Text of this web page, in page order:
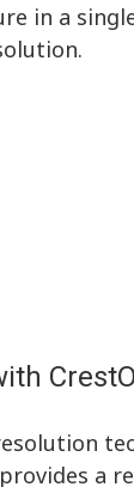
in a
a